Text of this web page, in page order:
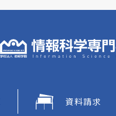
資料請求